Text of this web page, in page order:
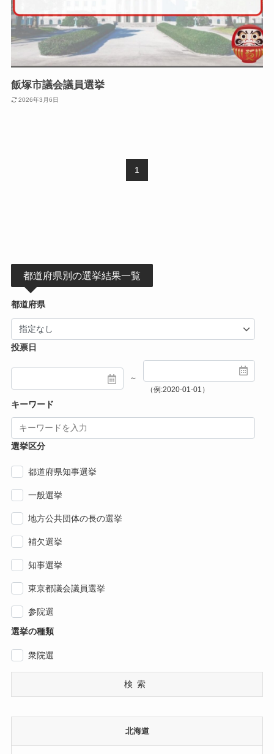
飯塚市議会議員選挙
2026年3月6日
1
都道府県別の選挙結果一覧
都道府県
投票日
～
（例:2020-01-01）
キーワード
選挙区分
都道府県知事選挙
一般選挙
地方公共団体の長の選挙
補欠選挙
知事選挙
東京都議会議員選挙
参院選
選挙の種類
衆院選
検索
北海道